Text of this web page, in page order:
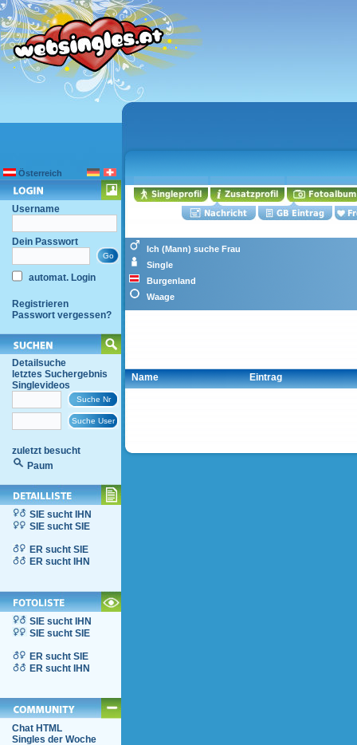
Österreich
Username
Dein Passwort
automat. Login
Registrieren
Passwort vergessen?
Detailsuche
letztes Suchergebnis
Singlevideos
zuletzt besucht
Paum
SIE sucht IHN
SIE sucht SIE
ER sucht SIE
ER sucht IHN
SIE sucht IHN
SIE sucht SIE
ER sucht SIE
ER sucht IHN
Chat HTML
Singles der Woche
Ich (Mann) suche Frau
Single
Burgenland
Waage
Name Eintrag